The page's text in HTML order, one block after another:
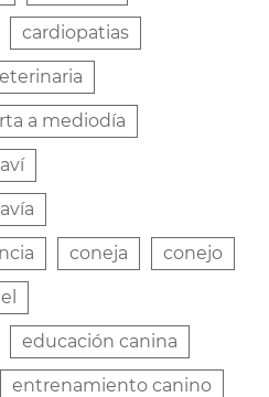
cardiopatias
a mediodía
coneja conejo
educación canina
entrenamiento canino